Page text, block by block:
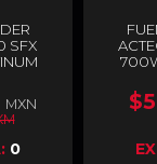
SFX
MXN
0